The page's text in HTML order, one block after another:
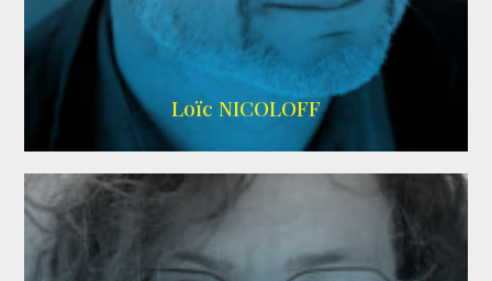
Wikipedia
Loïc NICOLOFF